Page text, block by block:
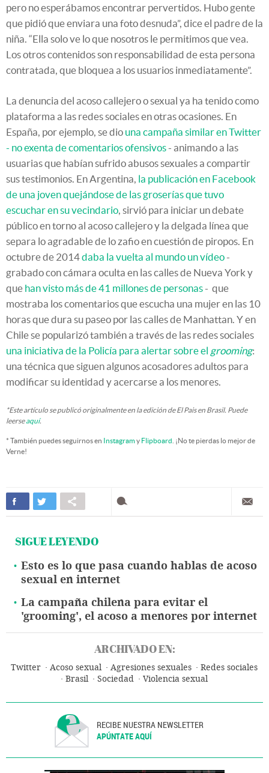
pero no esperábamos encontrar pervertidos. Hubo gente
que pidió que enviara una foto desnuda”, dice el padre de la
niña. “Ella solo ve lo que nosotros le permitimos que vea.
Los otros contenidos son responsabilidad de esta persona
contratada, que bloquea a los usuarios inmediatamente”.
La denuncia del acoso callejero o sexual ya ha tenido como
plataforma a las redes sociales en otras ocasiones. En
España, por ejemplo, se dio una campaña similar en Twitter
- no exenta de comentarios ofensivos- animando a las
usuarias que habían sufrido abusos sexuales a compartir
sus testimonios. En Argentina, la publicación en Facebook
de una joven quejándose de las groserías que tuvo
escuchar en su vecindario, sirvió para iniciar un debate
público en torno al acoso callejero y la delgada línea que
separa lo agradable de lo zafio en cuestión de piropos. En
octubre de 2014daba la vuelta al mundo un vídeo-
grabado con cámara oculta en las calles de Nueva York y
que han visto más de 41 millones de personas- que
mostraba los comentarios que escucha una mujer en las 10
horas que dura su paseo por las calles de Manhattan. Y en
Chile se popularizó también a través de las redes sociales
una iniciativa de la Policía para alertar sobre el grooming:
una técnica que siguen algunos acosadores adultos para
modificar su identidad y acercarse a los menores.
*Este artículo se publicó originalmente en la edición de El Pais en Brasil. Puede
leerseaquí.
* También puedes seguirnos en Instagramy Flipboard . ¡No te pierdas lo mejor de
Verne!
SIGUE LEYENDO
Esto es lo que pasa cuando hablas de acoso
sexual en internet
La campaña chilena para evitar el
'grooming', el acoso a menores por internet
ARCHIVADO EN:
Twitter Acoso sexual Agresiones sexuales
Redes sociales
Brasil
Sociedad Violencia sexual
RECIBE NUESTRA NEWSLETTER
APÚNTATE AQUÍ